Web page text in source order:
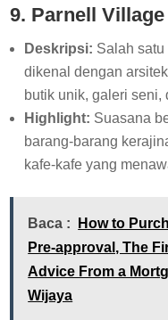
9. Parnell Village
Deskripsi: Salah
dikenal dengan
butik unik, galeri seni,
Highlight: Suasana
barang-barang
kafe-kafe yang
Baca :
How to
Pre-approval, The
Advice From a
Wijaya